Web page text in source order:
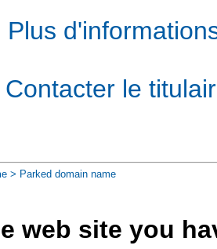
Plus
Contacter le
> Parked domain name
web site you